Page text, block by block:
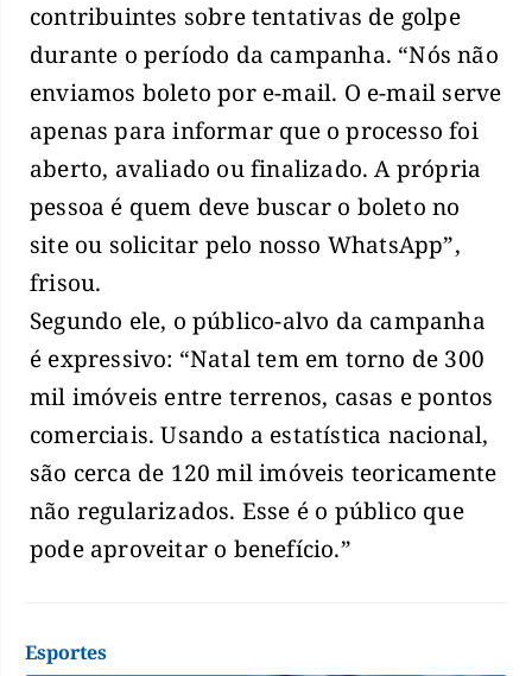
contribuintes sobre tentativas de golpe
durante o período da campanha. “Nós não
enviamos boleto por e-mail. O e-mail serve
apenas para informar que o processo foi
aberto, avaliado ou finalizado. A própria
pessoa é quem deve buscar o boleto no
site ou solicitar pelo nosso WhatsApp”,
frisou.
Segundo ele, o público-alvo da campanha
é expressivo: “Natal tem em torno de 300
mil imóveis entre terrenos, casas e pontos
comerciais. Usando a estatística nacional,
são cerca de 120 mil imóveis teoricamente
não regularizados. Esse é o público que
pode aproveitar o benefício.”
Esportes